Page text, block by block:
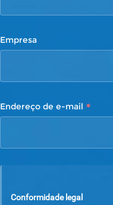
Empresa
Endereço de e-mail *
Conformidade legal